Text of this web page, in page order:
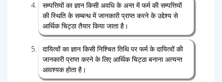
सम्पत्तियों का ज्ञान किसी अवधि के अन्त में फर्म की सम्पत्तियों
की स्थिति के सम्बन्ध में जानकारी प्राप्त करने के उद्देश्य से
आर्थिक चिट्ठा तैयार किया जाता है।
दायित्वों का ज्ञान किसी निश्चित तिथि पर फर्म के दायित्वों की
जानकारी प्राप्त करने के लिए आर्थिक चिट्ठा बनाना अत्यन्त
आवश्यक होता है।